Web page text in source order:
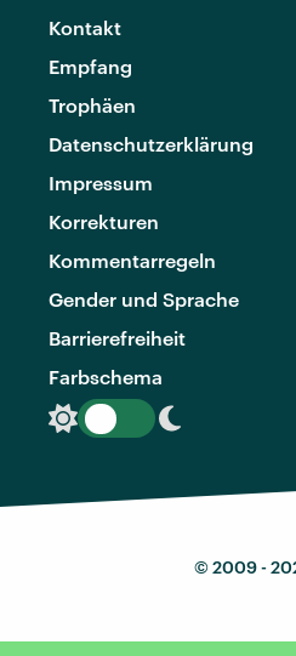
Kontakt
Empfang
Trophäen
Datenschutzerklärung
Impressum
Korrekturen
Kommentarregeln
Gender und Sprache
Barrierefreiheit
Farbschema
© 2009 -